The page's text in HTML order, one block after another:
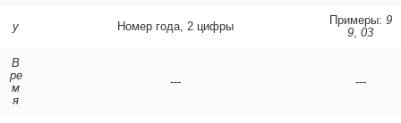
y Номер года, 2 цифры Примеры: 9
9, 03
В
ре
м
я
--- ---